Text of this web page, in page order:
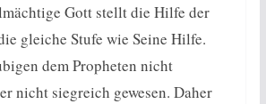
Gott stellt die Hilfe der
gleiche Stufe wie Seine Hilfe.
dem Propheten nicht
nicht siegreich gewesen. Daher